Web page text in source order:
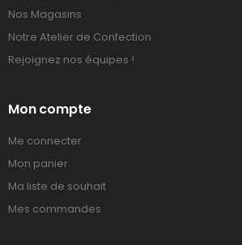
Nos Magasins
Notre Atelier de Confection
Rejoignez nos équipes !
Mon compte
Me connecter
Mon panier
Ma liste de souhait
Mes commandes